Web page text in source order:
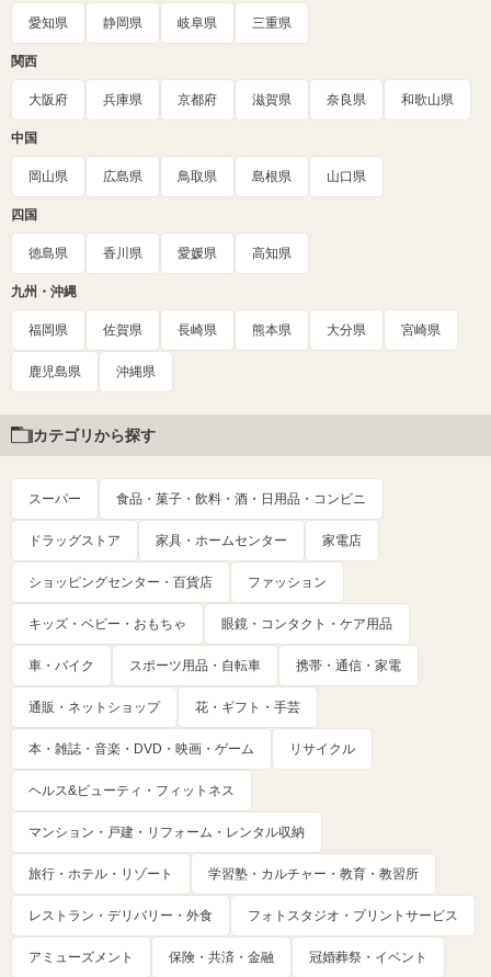
愛知県 静岡県 岐阜県 三重県
関西
大阪府 兵庫県 京都府 滋賀県 奈良県 和歌山県
中国
岡山県 広島県 鳥取県 島根県 山口県
四国
徳島県 香川県 愛媛県 高知県
九州・沖縄
福岡県 佐賀県 長崎県 熊本県 大分県 宮崎県
鹿児島県 沖縄県
カテゴリから探す
スーパー 食品・菓子・飲料・酒・日用品・コンビニ
ドラッグストア 家具・ホームセンター 家電店
ショッピングセンター・百貨店 ファッション
キッズ・ベビー・おもちゃ 眼鏡・コンタクト・ケア用品
車・バイク スポーツ用品・自転車 携帯・通信・家電
通販・ネットショップ 花・ギフト・手芸
本・雑誌・音楽・DVD・映画・ゲーム リサイクル
ヘルス&ビューティ・フィットネス
マンション・戸建・リフォーム・レンタル収納
旅行・ホテル・リゾート 学習塾・カルチャー・教育・教習所
レストラン・デリバリー・外食 フォトスタジオ・プリントサービス
アミューズメント 保険・共済・金融 冠婚葬祭・イベント